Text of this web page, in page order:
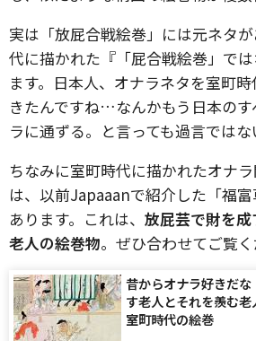
実は「放屁合戦絵巻」には元ネタ
代に描かれた『「屁合戦絵巻」で
ます。日本人、オナラネタを室町
きたんですね…なんかもう日本のす
ラに通ずる。と言っても過言ではな
ちなみに室町時代に描かれたオナ
は、以前Japaaanで紹介した「福
あります。これは、 放屁芸で財を
老人の絵巻物。ぜひ合わせてご覧く
昔からオナラ好きだ
す老人とそれを羨む
室町時代の絵巻